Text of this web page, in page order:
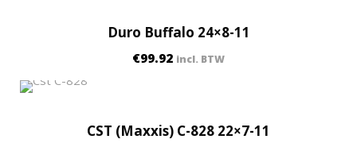
Duro Buffalo 24×8-11
€99.92 incl. BTW
CST (Maxxis) C-828 22×7-11